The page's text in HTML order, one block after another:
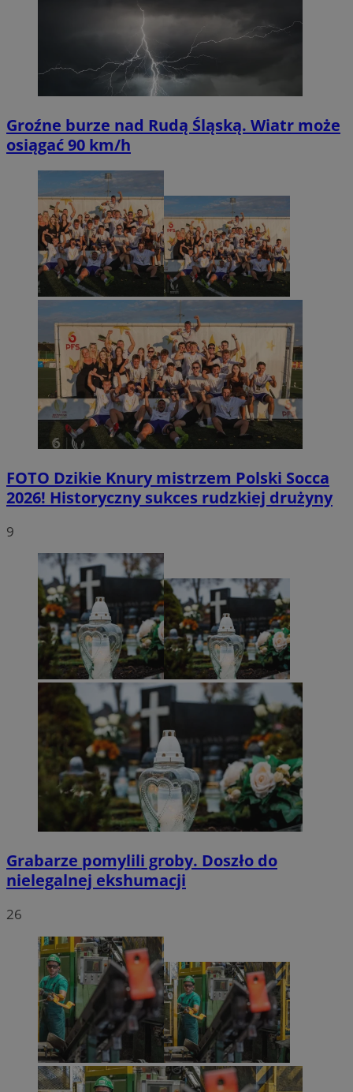
Groźne burze nad Rudą Śląską. Wiatr może
osiągać 90 km/h
FOTO Dzikie Knury mistrzem Polski Socca
2026! Historyczny sukces rudzkiej drużyny
9
Grabarze pomylili groby. Doszło do
nielegalnej ekshumacji
26